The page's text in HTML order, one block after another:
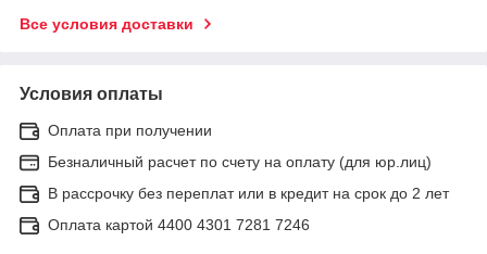
Все условия доставки
Условия оплаты
Оплата при получении
Безналичный расчет по счету на оплату (для юр.лиц)
В рассрочку без переплат или в кредит на срок до 2 лет
Оплата картой 4400 4301 7281 7246